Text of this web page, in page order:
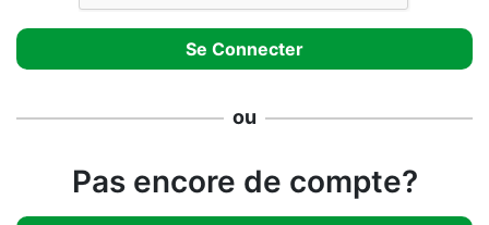
ou
Pas encore de compte?